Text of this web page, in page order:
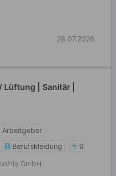
28.07.2026
| Sanitär |
Arbeitgeber
Berufskleidung
6
GmbH